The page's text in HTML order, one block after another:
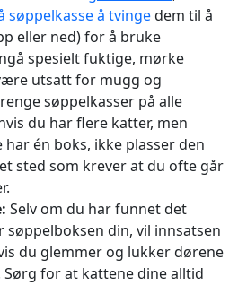
søppelkasse å tvingedem til å
eller ned) for å bruke
spesielt fuktige, mørke
utsatt for mugg og
søppelkasser på alle
du har flere katter, men
har én boks, ikke plasser den
sted som krever at du ofte går
Selv om du har funnet det
din, vil innsatsen
du glemmer og lukker dørene
for at kattene dine alltid